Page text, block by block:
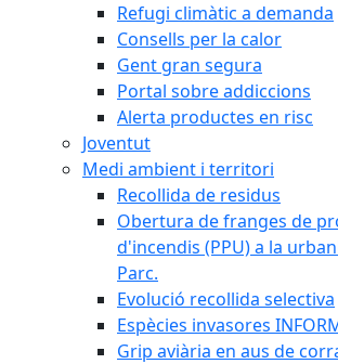
Refugi climàtic a demanda
Consells per la calor
Gent gran segura
Portal sobre addiccions
Alerta productes en risc
Joventut
Medi ambient i territori
Recollida de residus
Obertura de franges de
d'incendis (PPU) a la
Parc.
Evolució recollida selectiva
Espècies invasores
Grip aviària en aus de